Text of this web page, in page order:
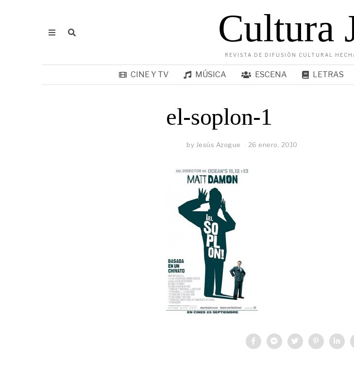
Cultura
REVISTA DE DIFUSIÓN CULTURAL
CINE Y TV MÚSICA ESCENA LETRAS
el-soplon-1
by Jesús Azogue 26 enero, 2010